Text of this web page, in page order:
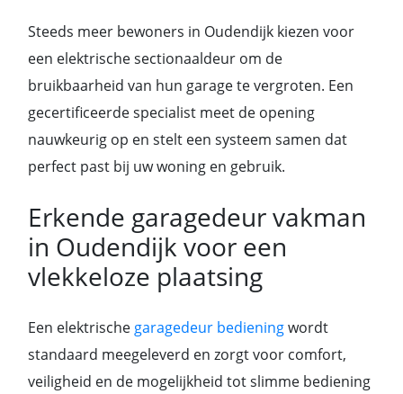
Steeds meer bewoners in Oudendijk kiezen voor
een elektrische sectionaaldeur om de
bruikbaarheid van hun garage te vergroten. Een
gecertificeerde specialist meet de opening
nauwkeurig op en stelt een systeem samen dat
perfect past bij uw woning en gebruik.
Erkende garagedeur vakman
in Oudendijk voor een
vlekkeloze plaatsing
Een elektrische garagedeur bedieningwordt
standaard meegeleverd en zorgt voor comfort,
veiligheid en de mogelijkheid tot slimme bediening